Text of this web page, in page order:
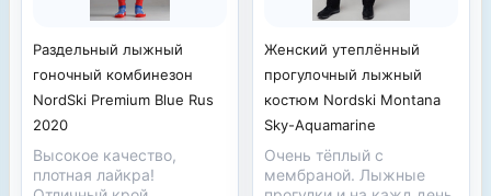
Раздельный лыжный
гоночный комбинезон
NordSki Premium Blue Rus
2020
Высокое качество,
плотная лайкра!
Женский утеплённый
прогулочный лыжный
костюм Nordski Montana
Sky-Aquamarine
Очень тёплый с
мембраной. Лыжные